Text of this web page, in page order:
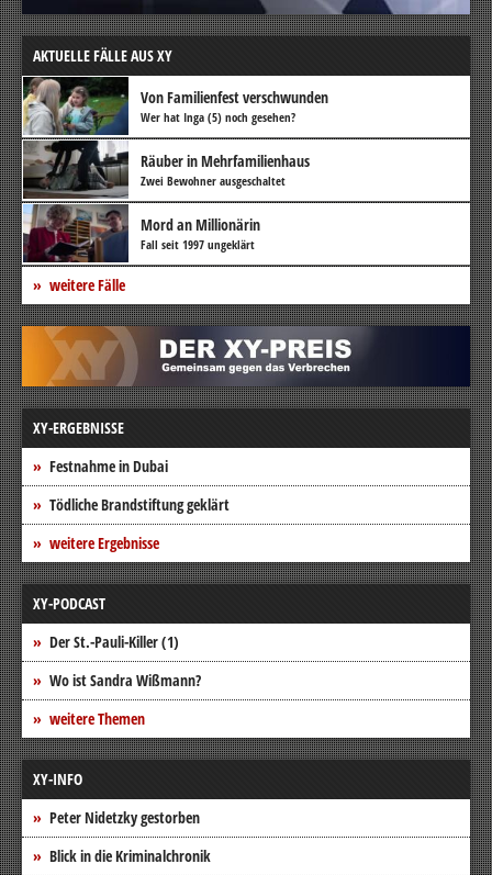
AKTUELLE FÄLLE AUS XY
Von Familienfest verschwunden
Wer hat Inga (5) noch gesehen?
Räuber in Mehrfamilienhaus
Zwei Bewohner ausgeschaltet
Mord an Millionärin
Fall seit 1997 ungeklärt
weitere Fälle
XY-ERGEBNISSE
Festnahme in Dubai
Tödliche Brandstiftung geklärt
weitere Ergebnisse
XY-PODCAST
Der St.-Pauli-Killer (1)
Wo ist Sandra Wißmann?
weitere Themen
XY-INFO
Peter Nidetzky gestorben
Blick in die Kriminalchronik